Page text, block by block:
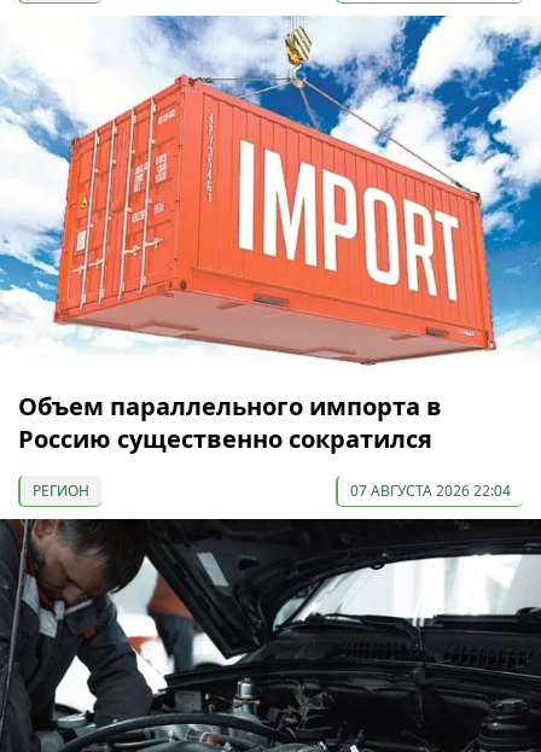
Объем параллельного импорта в
Россию существенно сократился
РЕГИОН 07 АВГУСТА 2026 22:04